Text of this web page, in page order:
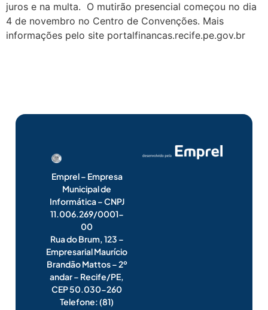
juros e na multa. O mutirão presencial começou no dia
4 de novembro no Centro de Convenções. Mais
informações pelo site portalfinancas.recife.pe.gov.br
Emprel – Empresa
Municipal de
Informática – CNPJ
11.006.269/0001-
00
Rua do Brum, 123 –
Empresarial Maurício
Brandão Mattos – 2º
andar – Recife/PE,
CEP 50.030-260
Telefone: (81)